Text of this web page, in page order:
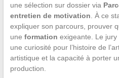
une sélection sur dossier via
entretien de motivation . À ce
expliquer son parcours, prouver
une formation exigeante. Le jury
une curiosité pour l’histoire de
artistique et la capacité à porter
production.